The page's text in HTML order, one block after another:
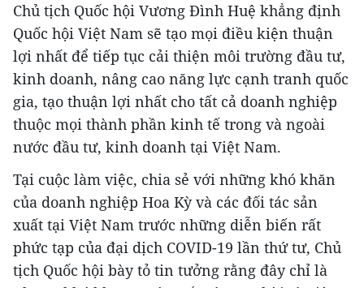
Chủ tịch Quốc hội Vương Đình Huệ khẳng định
Quốc hội Việt Nam sẽ tạo mọi điều kiện thuận
lợi nhất để tiếp tục cải thiện môi trường đầu tư,
kinh doanh, nâng cao năng lực cạnh tranh quốc
gia, tạo thuận lợi nhất cho tất cả doanh nghiệp
thuộc mọi thành phần kinh tế trong và ngoài
nước đầu tư, kinh doanh tại Việt Nam.
Tại cuộc làm việc, chia sẻ với những khó khăn
của doanh nghiệp Hoa Kỳ và các đối tác sản
xuất tại Việt Nam trước những diễn biến rất
phức tạp của đại dịch COVID-19 lần thứ tư, Chủ
tịch Quốc hội bày tỏ tin tưởng rằng đây chỉ là